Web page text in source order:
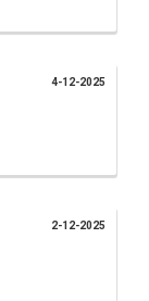
4-12-2025
2-12-2025